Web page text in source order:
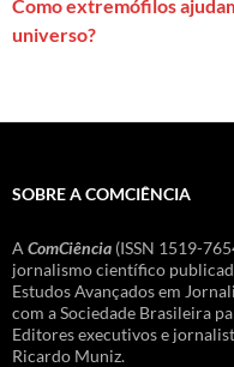
Como extremófilos
universo?
SOBRE A COMCIÊNCIA
A ComCiência (ISSN 1519-
jornalismo científico
Estudos Avançados em
com a Sociedade Brasileira
Editores executivos e
Ricardo Muniz.